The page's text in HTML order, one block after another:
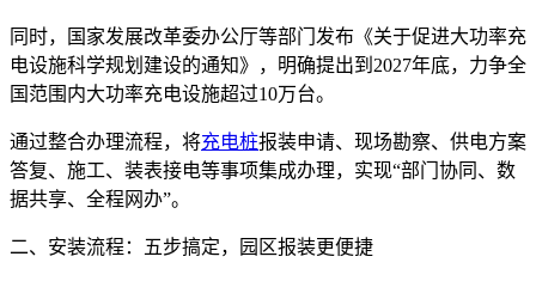
同时，国家发展改革委办公厅等部门发布《关于促进大功率充
电设施科学规划建设的通知》，明确提出到2027年底，力争全
国范围内大功率充电设施超过10万台。
通过整合办理流程，将充电桩报装申请、现场勘察、供电方案
答复、施工、装表接电等事项集成办理，实现“部门协同、数
据共享、全程网办”。
二、安装流程：五步搞定，园区报装更便捷